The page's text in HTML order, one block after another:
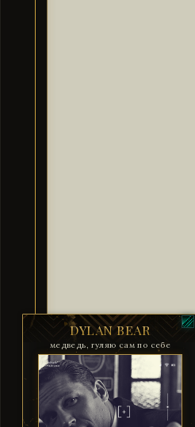
DYLAN BEAR
медведь, гуляю сам по себе